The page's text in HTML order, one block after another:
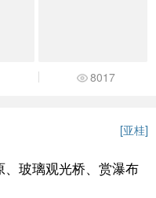
8017
[亚桂]
、玻璃观光桥、赏瀑布